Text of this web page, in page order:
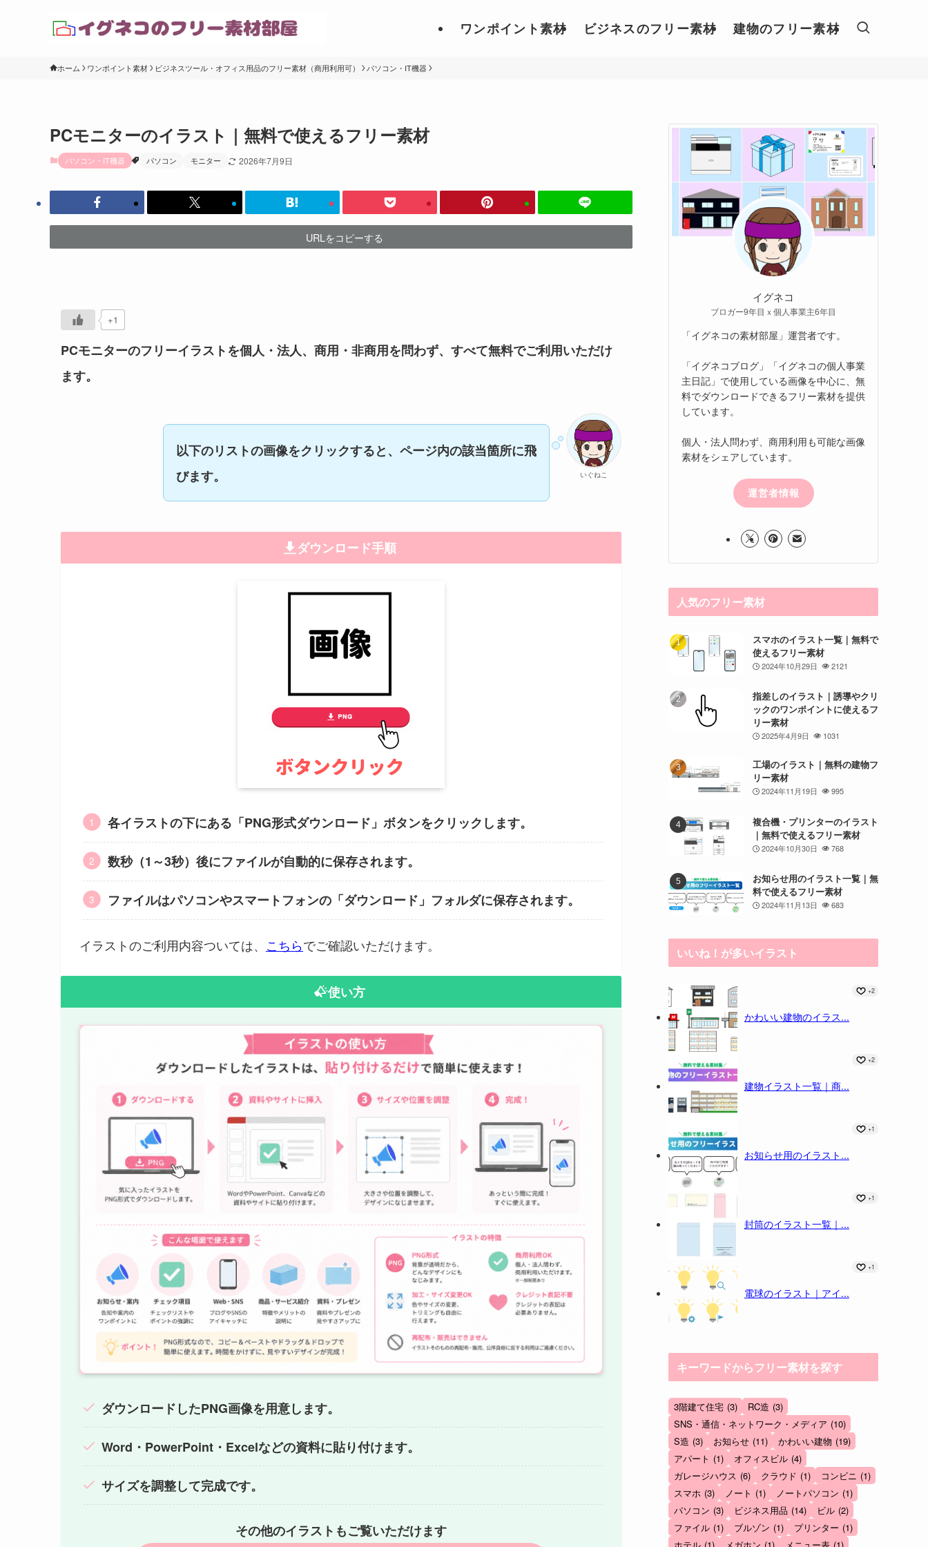
ワンポイント素材 ビジネスのフリー素材 建物のフリー素材
ホーム ワンポイント素材 ビジネスツール・オフィス用品のフリー素材（商用利用可） パソコン・IT機器
PCモニターのイラスト｜無料で使えるフリー素材
パソコン・IT機器 パソコン モニター 2026年7月9日
URLをコピーする
+1
PCモニターのフリーイラストを個人・法人、商用・非商用を問わず、すべて無料でご利用いただけ
ます。
いぐねこ
以下のリストの画像をクリックすると、ページ内の該当箇所に飛
びます。
ダウンロード手順
各イラストの下にある「PNG形式ダウンロード」ボタンをクリックします。
数秒（1～3秒）後にファイルが自動的に保存されます。
ファイルはパソコンやスマートフォンの「ダウンロード」フォルダに保存されます。
イラストのご利用内容ついては、 こちらでご確認いただけます。
使い方
ダウンロードしたPNG画像を用意します。
Word・PowerPoint・Excelなどの資料に貼り付けます。
サイズを調整して完成です。
その他のイラストもご覧いただけます
イグネコ
ブロガー9年目ｘ個人事業主6年目
「イグネコの素材部屋」運営者です。
「イグネコブログ」「イグネコの個人事業
主日記」で使用している画像を中心に、無
料でダウンロードできるフリー素材を提供
しています。
個人・法人問わず、商用利用も可能な画像
素材をシェアしています。
運営者情報
人気のフリー素材
スマホのイラスト一覧｜無料で
使えるフリー素材
2024年10月29日 2121
指差しのイラスト｜誘導やクリ
ックのワンポイントに使えるフ
リー素材
2025年4月9日 1031
工場のイラスト｜無料の建物フ
リー素材
2024年11月19日 995
複合機・プリンターのイラスト
｜無料で使えるフリー素材
2024年10月30日 768
お知らせ用のイラスト一覧｜無
料で使えるフリー素材
2024年11月13日 683
いいね！が多いイラスト
かわいい建物のイラス...
+2
建物イラスト一覧｜商...
+2
お知らせ用のイラスト...
+1
封筒のイラスト一覧｜...
+1
電球のイラスト｜アイ...
+1
キーワードからフリー素材を探す
3階建て住宅 (3) RC造 (3)
SNS・通信・ネットワーク・メディア (10)
S造 (3) お知らせ (11) かわいい建物 (19)
アパート (1) オフィスビル (4)
ガレージハウス (6) クラウド (1) コンビニ (1)
スマホ (3) ノート (1) ノートパソコン (1)
パソコン (3) ビジネス用品 (14) ビル (2)
ファイル (1) ブルゾン (1) プリンター (1)